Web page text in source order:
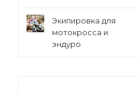
Экипировка для
мотокросса и
эндуро